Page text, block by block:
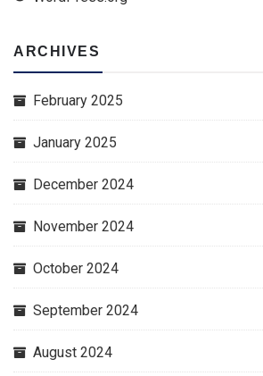
ARCHIVES
February 2025
January 2025
December 2024
November 2024
October 2024
September 2024
August 2024